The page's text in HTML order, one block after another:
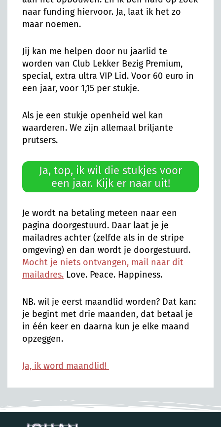
naar funding hiervoor. Ja, laat ik het zo
maar noemen.
Jij kan me helpen door nu jaarlid te
worden van Club Lekker Bezig Premium,
special, extra ultra VIP Lid. Voor 60 euro in
een jaar, voor 1,15 per stukje.
Als je een stukje openheid wel kan
waarderen. We zijn allemaal briljante
prutsers.
Ja, top, ik wil die stukjes voor
een jaar. Kijk er naar uit!
Je wordt na betaling meteen naar een
pagina doorgestuurd. Daar laat je je
mailadres achter (zelfde als in de stripe
omgeving) en dan wordt je doorgestuurd.
Mocht je niets ontvangen, mail naar dit
mailadres. Love. Peace. Happiness.
NB. wil je eerst maandlid worden? Dat kan:
je begint met drie maanden, dat betaal je
in één keer en daarna kun je elke maand
opzeggen.
Ja, ik word maandlid!